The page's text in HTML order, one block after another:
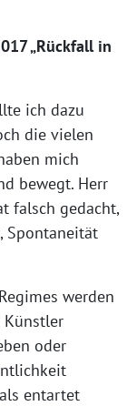
„Rückfall in
ich dazu
die vielen
mich
bewegt. Herr
falsch gedacht,
Spontaneität
werden
Künstler
oder
entartet